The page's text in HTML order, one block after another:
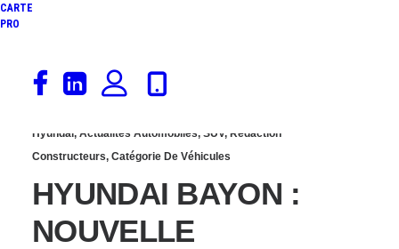
CARTE
PRO
Hyundai, Actualités Automobiles, SUV, Rédaction
Constructeurs, Catégorie De Véhicules
HYUNDAI BAYON :
NOUVELLE